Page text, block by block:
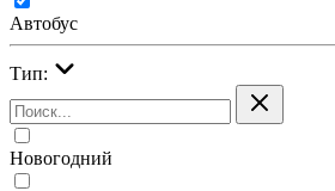
Автобус
Тип:
Новогодний